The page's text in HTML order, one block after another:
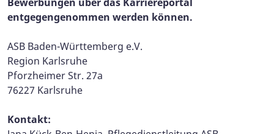
entgegengenommen werden können.
ASB Baden-Württemberg e.V.
Region Karlsruhe
Pforzheimer Str. 27a
76227 Karlsruhe
Kontakt: